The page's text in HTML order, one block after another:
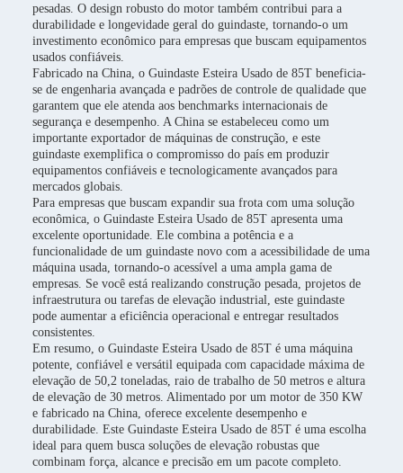
pesadas. O design robusto do motor também contribui para a
durabilidade e longevidade geral do guindaste, tornando-o um
investimento econômico para empresas que buscam equipamentos
usados confiáveis.
Fabricado na China, o Guindaste Esteira Usado de 85T beneficia-
se de engenharia avançada e padrões de controle de qualidade que
garantem que ele atenda aos benchmarks internacionais de
segurança e desempenho. A China se estabeleceu como um
importante exportador de máquinas de construção, e este
guindaste exemplifica o compromisso do país em produzir
equipamentos confiáveis e tecnologicamente avançados para
mercados globais.
Para empresas que buscam expandir sua frota com uma solução
econômica, o Guindaste Esteira Usado de 85T apresenta uma
excelente oportunidade. Ele combina a potência e a
funcionalidade de um guindaste novo com a acessibilidade de uma
máquina usada, tornando-o acessível a uma ampla gama de
empresas. Se você está realizando construção pesada, projetos de
infraestrutura ou tarefas de elevação industrial, este guindaste
pode aumentar a eficiência operacional e entregar resultados
consistentes.
Em resumo, o Guindaste Esteira Usado de 85T é uma máquina
potente, confiável e versátil equipada com capacidade máxima de
elevação de 50,2 toneladas, raio de trabalho de 50 metros e altura
de elevação de 30 metros. Alimentado por um motor de 350 KW
e fabricado na China, oferece excelente desempenho e
durabilidade. Este Guindaste Esteira Usado de 85T é uma escolha
ideal para quem busca soluções de elevação robustas que
combinam força, alcance e precisão em um pacote completo.